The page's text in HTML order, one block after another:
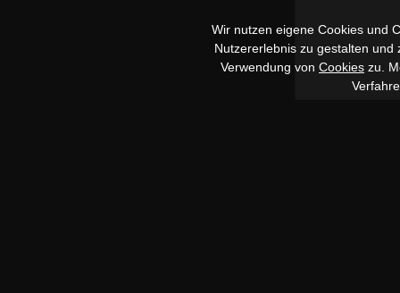
Wir nutzen eigene Cookies und
Nutzererlebnis zu gestalten
Verwendung von Cookies zu.